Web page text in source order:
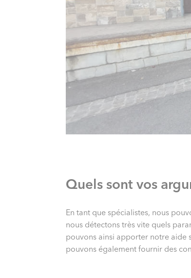
Quels sont vos
En tant que spécialistes, nous
nous détectons très vite quels
pouvons ainsi apporter notre aide
pouvons également fournir des